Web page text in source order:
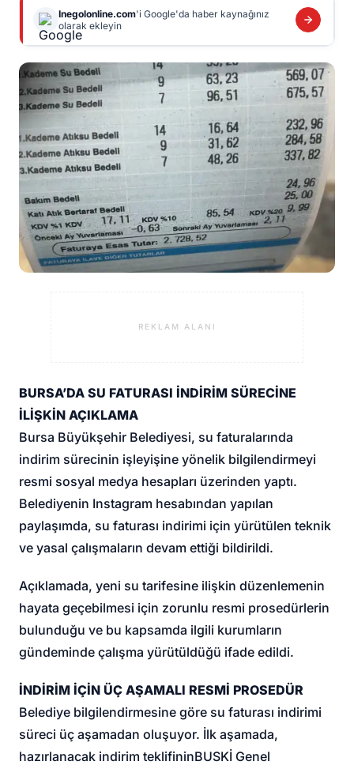
Inegolonline.com'i Google'da haber kaynağınız
olarak ekleyin
REKLAM ALANI
BURSA’DA SU FATURASI İNDİRİM SÜRECİNE
İLİŞKİN AÇIKLAMA
Bursa Büyükşehir Belediyesi, su faturalarında
indirim sürecinin işleyişine yönelik bilgilendirmeyi
resmi sosyal medya hesapları üzerinden yaptı.
Belediyenin Instagram hesabından yapılan
paylaşımda, su faturası indirimi için yürütülen teknik
ve yasal çalışmaların devam ettiği bildirildi.
Açıklamada, yeni su tarifesine ilişkin düzenlemenin
hayata geçebilmesi için zorunlu resmi prosedürlerin
bulunduğu ve bu kapsamda ilgili kurumların
gündeminde çalışma yürütüldüğü ifade edildi.
İNDİRİM İÇİN ÜÇ AŞAMALI RESMİ PROSEDÜR
Belediye bilgilendirmesine göre su faturası indirimi
süreci üç aşamadan oluşuyor. İlk aşamada,
hazırlanacak indirim teklifininBUSKİ Genel